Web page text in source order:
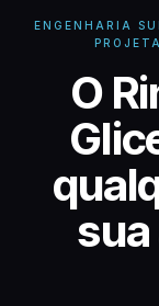
ENGENHARIA
O